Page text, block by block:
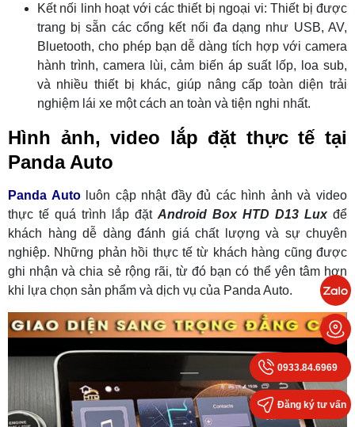
Kết nối linh hoạt với các thiết bị ngoại vi: Thiết bị được
trang bị sẵn các cổng kết nối đa dạng như USB, AV,
Bluetooth, cho phép bạn dễ dàng tích hợp với camera
hành trình, camera lùi, cảm biến áp suất lốp, loa sub,
và nhiều thiết bị khác, giúp nâng cấp toàn diện trải
nghiệm lái xe một cách an toàn và tiện nghi nhất.
Hình ảnh, video lắp đặt thực tế tại
Panda Auto
Panda Autoluôn cập nhật đầy đủ các hình ảnh và video
thực tế quá trình lắp đặt Android Box HTD D13 Lux để
khách hàng dễ dàng đánh giá chất lượng và sự chuyên
nghiệp. Những phản hồi thực tế từ khách hàng cũng được
ghi nhận và chia sẻ rộng rãi, từ đó bạn có thể yên tâm hơn
khi lựa chọn sản phẩm và dịch vụ của Panda Auto.
0933.84.6969
Đăng ký tư vấn